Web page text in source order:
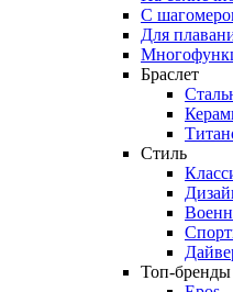
С
Для
Браслет
Стиль
Топ-бренды